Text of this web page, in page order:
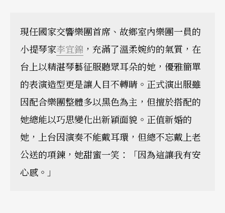
現任國家交響樂團首席、故鄉室內樂團一員的
小提琴家李宜錦 ，充滿了溫柔婉約的氣質，在
台上以精湛琴藝征服聽眾耳朵的她，優雅簡單
的表演造型更是讓人目不轉睛。正式演出服雖
因配合樂團整體多以黑色為主，但擅於搭配的
她總能以巧思變化出新穎面貌。正值新婚的
她，上台因演奏不能戴耳環，但總不忘戴上老
公送的項鍊，她甜蜜一笑：「因為這讓我有安
心感。」